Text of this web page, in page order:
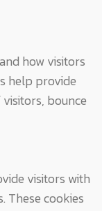
how visitors
help provide
bounce
visitors with
These cookies